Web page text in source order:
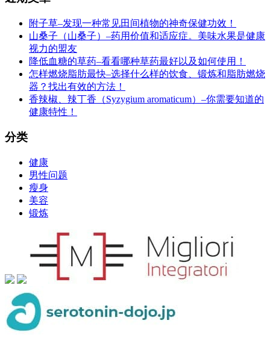
附子草–发现一种常见田间植物的神奇保健功效！
山桑子（山桑子）–药用价值和适应症。美味水果是健康
视力的盟友
降低血糖的草药–看看哪种草药最好以及如何使用！
怎样燃烧脂肪最快–选择什么样的饮食、锻炼和脂肪燃烧
器？找出有效的方法！
香辣椒、辣丁香（Syzygium aromaticum）–你需要知道的
健康特性！
分类
健康
男性问题
瘦身
美容
锻炼